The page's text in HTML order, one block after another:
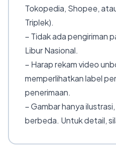
Tokopedia, Shopee,
Triplek).
– Tidak ada pengiriman
Libur Nasional.
– Harap rekam video
memperlihatkan label
penerimaan.
– Gambar hanya
berbeda. Untuk detail,